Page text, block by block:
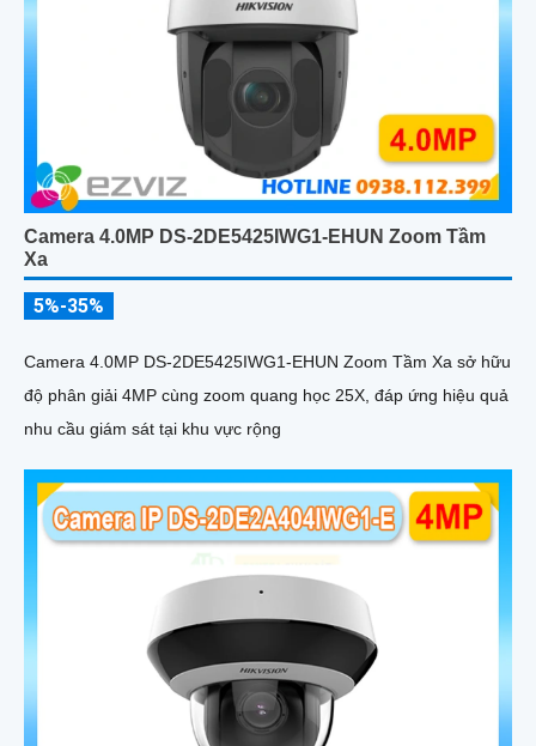
Camera 4.0MP DS-2DE5425IWG1-EHUN Zoom Tầm
Xa
5%-35%
Camera 4.0MP DS-2DE5425IWG1-EHUN Zoom Tầm Xa sở hữu
độ phân giải 4MP cùng zoom quang học 25X, đáp ứng hiệu quả
nhu cầu giám sát tại khu vực rộng